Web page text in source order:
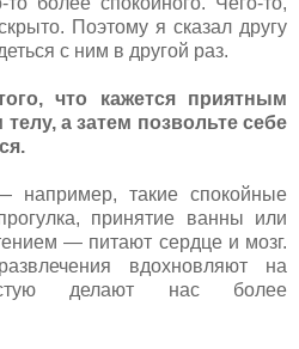
Поэтому я сказал другу
с ним в другой раз.
что кажется приятным
а затем позвольте себе
например, такие спокойные
принятие ванны или
— питают сердце и мозг.
вдохновляют на
делают нас более